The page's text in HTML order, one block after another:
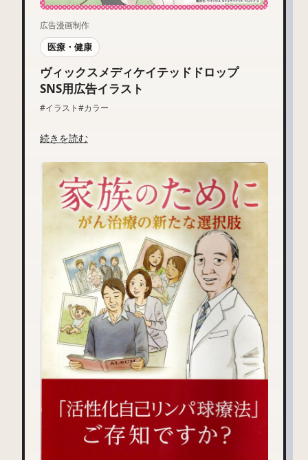
広告漫画制作
医療・健康
ヴィックスメディケイテッドドロップ
SNS用広告イラスト
#イラスト#カラー
続きを読む